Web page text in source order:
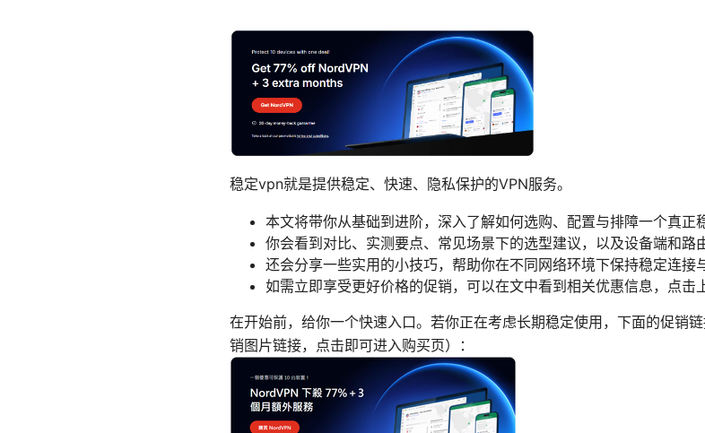
稳定vpn就是提供稳定、快速、隐私保护的VPN服务。
本文将带你从基础到进阶，深入了解如何选购、配置与排障一个真正
你会看到对比、实测要点、常见场景下的选型建议，以及设备端和路
还会分享一些实用的小技巧，帮助你在不同网络环境下保持稳定连接
如需立即享受更好价格的促销，可以在文中看到相关优惠信息，点击
在开始前，给你一个快速入口。若你正在考虑长期稳定使用，下面的促销
销图片链接，点击即可进入购买页）：